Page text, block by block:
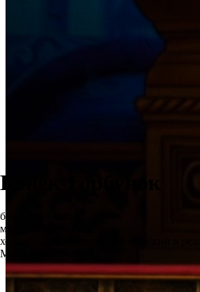
Конёк-Горбунок
балет в 3-х актах
музыка: Родион Щедрин
хореография: Александр Радунский в
Мессерера